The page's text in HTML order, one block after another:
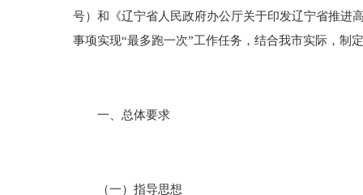
号）和《辽宁省人民政府办公厅关于印发辽宁省推进
事项实现“最多跑一次”工作任务，结合我市实际，制
一、总体要求
（一）指导思想